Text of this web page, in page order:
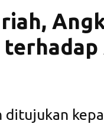
ditujukan